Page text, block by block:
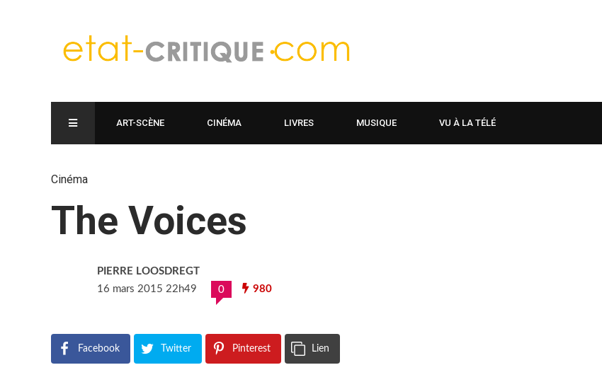
ART-SCÈNE CINÉMA LIVRES MUSIQUE VU À LA TÉLÉ
Cinéma
The Voices
PIERRE LOOSDREGT
16 mars 2015 22h49
0 980
Facebook Twitter Pinterest Lien